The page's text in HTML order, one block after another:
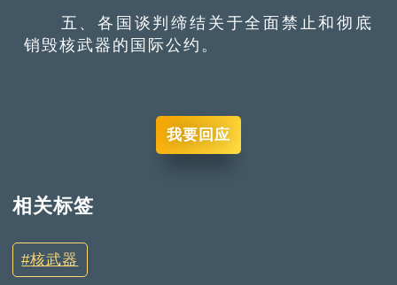
五、各国谈判缔结关于全面禁止和彻底
销毁核武器的国际公约。
我要回应
相关标签
核武器